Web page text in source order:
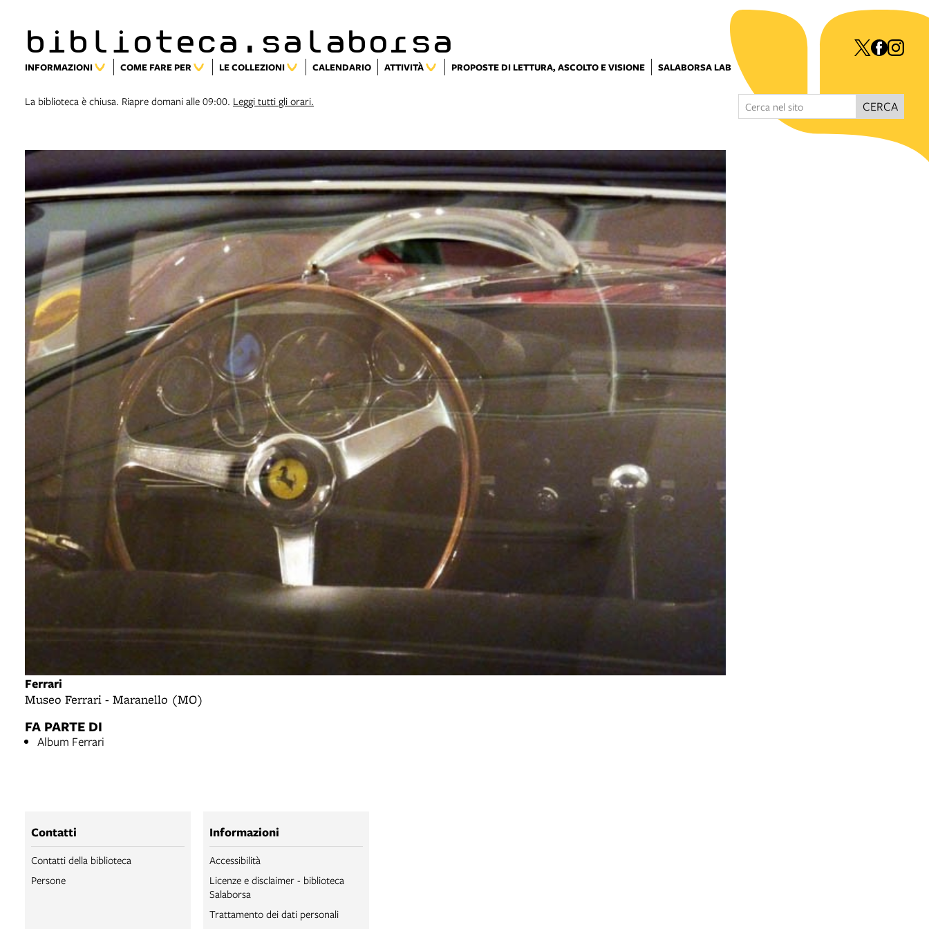
biblioteca.salaborsa
INFORMAZIONI COME FARE PER LE COLLEZIONI CALENDARIO ATTIVITÀ PROPOSTE DI LETTURA, ASCOLTO E VISIONE SALABORSA LAB
La biblioteca è chiusa. Riapre domani alle 09:00. Leggi tutti gli orari. CERCA
Ferrari
Museo Ferrari - Maranello (MO)
FA PARTE DI
Album Ferrari
Contatti
Contatti della biblioteca
Persone
Informazioni
Accessibilità
Licenze e disclaimer - biblioteca
Salaborsa
Trattamento dei dati personali